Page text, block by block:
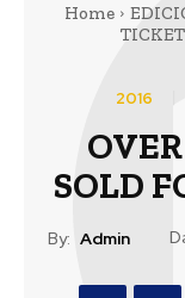
Home
2016
SOLD
By: Admin